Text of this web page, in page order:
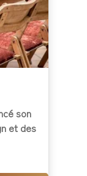
son
et des